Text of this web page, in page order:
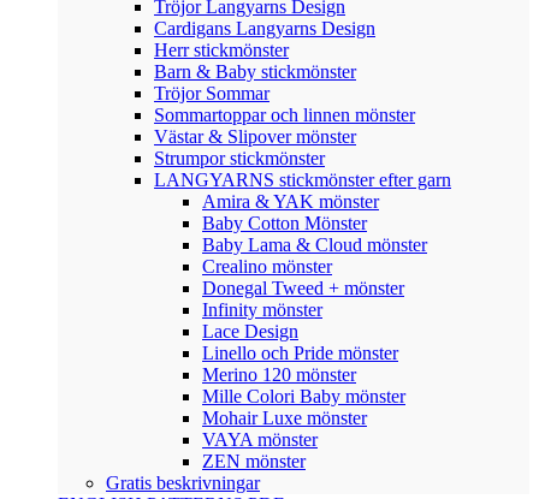
Tröjor Langyarns Design
Cardigans Langyarns Design
Herr stickmönster
Barn & Baby stickmönster
Tröjor Sommar
Sommartoppar och linnen mönster
Västar & Slipover mönster
Strumpor stickmönster
LANGYARNS stickmönster efter garn
Amira & YAK mönster
Baby Cotton Mönster
Baby Lama & Cloud mönster
Crealino mönster
Donegal Tweed + mönster
Infinity mönster
Lace Design
Linello och Pride mönster
Merino 120 mönster
Mille Colori Baby mönster
Mohair Luxe mönster
VAYA mönster
ZEN mönster
Gratis beskrivningar